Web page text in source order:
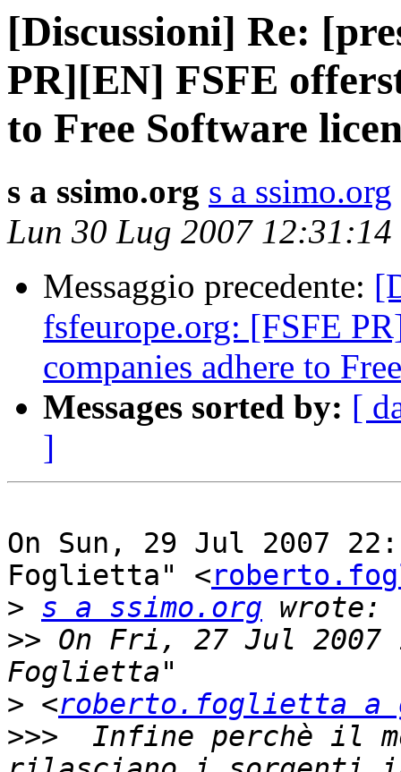
[Discussioni] Re:
PR][EN] FSFE
to Free Software
s a ssimo.org s a ssimo.org
Lun 30 Lug 2007 12:31:14
Messaggio precedente:
fsfeurope.org: [FSFE
companies adhere to
Messages sorted by: [
]
On Sun, 29 Jul 2007
Foglietta" <
> s a ssimo.org
>> On Fri, 27 Jul 2007
> <roberto.foglietta a
>>>
Infine perchè il